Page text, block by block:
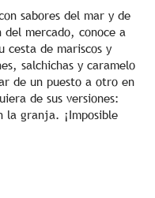
sabores del mar y de
mercado, conoce a
cesta de mariscos y
salchichas y caramelo
de un puesto a otro en
de sus versiones:
la granja. ¡Imposible